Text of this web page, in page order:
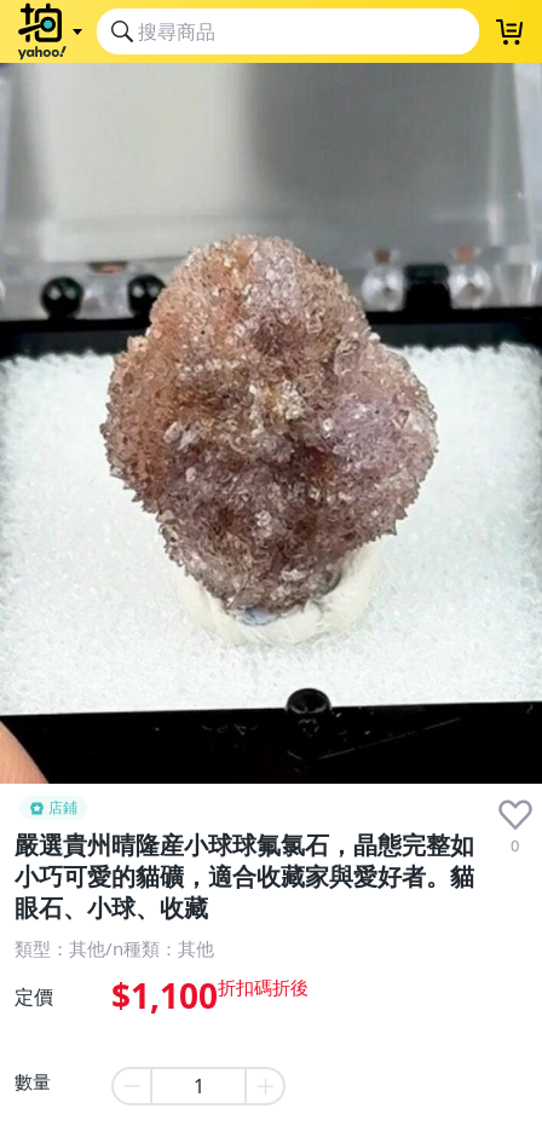
店鋪
嚴選貴州晴隆産小球球氟氯石，晶態完整如
小巧可愛的貓礦，適合收藏家與愛好者。貓
眼石、小球、收藏
0
類型：其他/n種類：其他
定價 $1,100
數量